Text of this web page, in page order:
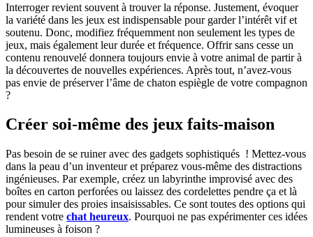
Interroger revient souvent à trouver la réponse. Justement, évoquer
la variété dans les jeux est indispensable pour garder l’intérêt vif et
soutenu. Donc, modifiez fréquemment non seulement les types de
jeux, mais également leur durée et fréquence. Offrir sans cesse un
contenu renouvelé donnera toujours envie à votre animal de partir à
la découvertes de nouvelles expériences. Après tout, n’avez-vous
pas envie de préserver l’âme de chaton espiègle de votre compagnon
?
Créer soi-même des jeux faits-maison
Pas besoin de se ruiner avec des gadgets sophistiqués ! Mettez-vous
dans la peau d’un inventeur et préparez vous-même des distractions
ingénieuses. Par exemple, créez un labyrinthe improvisé avec des
boîtes en carton perforées ou laissez des cordelettes pendre ça et là
pour simuler des proies insaisissables. Ce sont toutes des options qui
rendent votre chat heureux. Pourquoi ne pas expérimenter ces idées
lumineuses à foison ?